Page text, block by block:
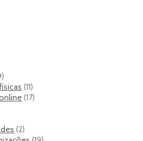
(11)
(17)
(2)